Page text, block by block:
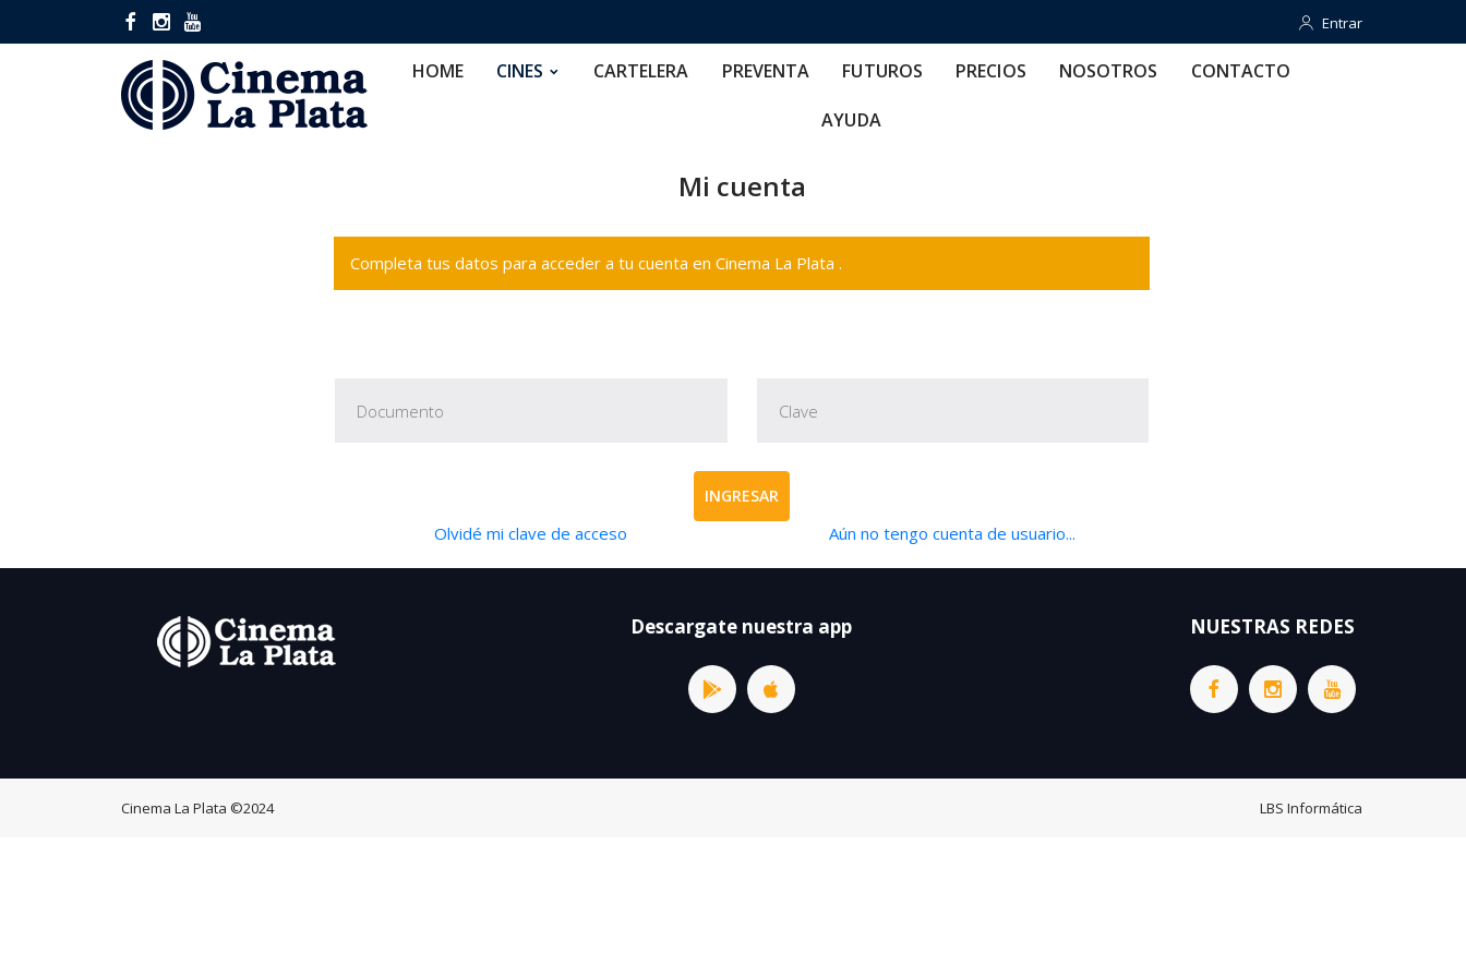
Entrar
Entrar
HOME CINES CARTELERA PREVENTA FUTUROS PRECIOS NOSOTROS CONTACTO
AYUDA
Mi cuenta
Completa tus datos para acceder a tu cuenta en Cinema La Plata .
INGRESAR
Olvidé mi clave de acceso Aún no tengo cuenta de usuario...
Descargate nuestra app NUESTRAS REDES
Cinema La Plata ©2024 LBS Informática